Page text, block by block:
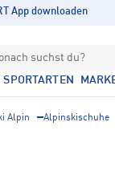
App downloaden
suchst du?
SPORTARTEN
Alpin Alpinskischuhe